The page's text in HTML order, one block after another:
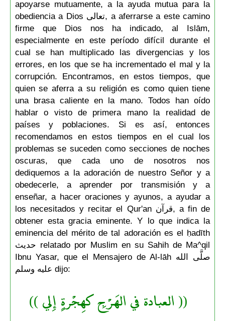
apoyarse mutuamente, a la ayuda mutua para la
obediencia a Dios تعالى, a aferrarse a este camino
firme que Dios nos ha indicado, al Islām,
especialmente en este período difícil durante el
cual se han multiplicado las divergencias y los
errores, en los que se ha incrementado el mal y la
corrupción. Encontramos, en estos tiempos, que
quien se aferra a su religión es como quien tiene
una brasa caliente en la mano. Todos han oído
hablar o visto de primera mano la realidad de
países y poblaciones. Si es así, entonces
recomendamos en estos tiempos en el cual los
problemas se suceden como secciones de noches
oscuras, que cada uno de nosotros nos
dediquemos a la adoración de nuestro Señor y a
obedecerle, a aprender por transmisión y a
enseñar, a hacer oraciones y ayunos, a ayudar a
los necesitados y recitar el Qur'an قرآن, a fin de
obtener esta gracia eminente. Y lo que indica la
eminencia del mérito de tal adoración es el ḥadīth
حديث relatado por Muslim en su Sahih de Ma^qil
Ibnu Yasar, que el Mensajero de Al-lāh صلَّى الله
عليه وسلم dijo:
(( العبادة في الهَرْجِ كهِجْرةٍ إِلي ))